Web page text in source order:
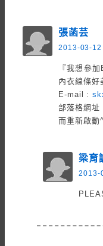
張菡芸
2013-03-
『我想參
內衣線條好
E-mail :
部落格網
而重新啟動
梁育
2013-